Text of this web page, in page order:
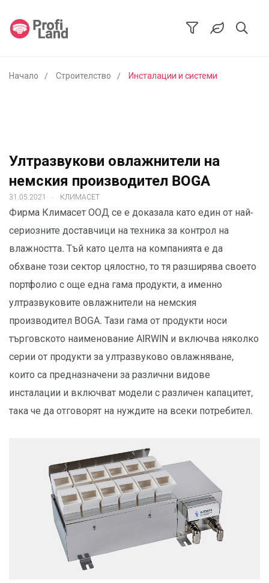
Начало Строителство Инсталации и системи
Ултразвукови овлажнители на
немския производител BOGA
31.05.2021 . КЛИМАСЕТ
Фирма Климасет ООД се е доказала като един от най-
сериозните доставчици на техника за контрол на
влажността. Тъй като целта на компанията е да
обхване този сектор цялостно, то тя разширява своето
портфолио с още една гама продукти, а именно
ултразвуковите овлажнители на немския
производител BOGA. Тази гама от продукти носи
търговското наименование AIRWIN и включва няколко
серии от продукти за ултразвуково овлажняване,
които са предназначени за различни видове
инсталации и включват модели с различен капацитет,
така че да отговорят на нуждите на всеки потребител.